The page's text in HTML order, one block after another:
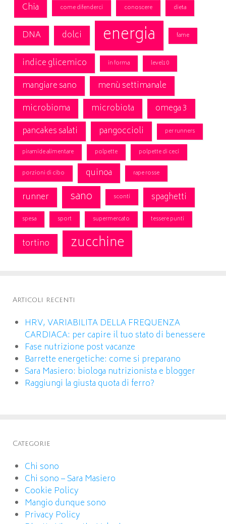
Chia come difenderci conoscere dieta
DNA dolci energia fame
indice glicemico in forma level10
mangiare sano
menù settimanale
microbioma
microbiota
omega 3
pancakes salati
pangoccioli per runners
piramide alimentare polpette polpette di ceci
porzioni di cibo quinoa rape rosse
runner sano sconti spaghetti
spesa sport supermercato tessere punti
tortino zucchine
Articoli recenti
HRV, VARIABILITA DELLA FREQUENZA
CARDIACA: per capire il tuo stato di benessere
Fase nutrizione post vacanze
Barrette energetiche: come si preparano
Sara Masiero: biologa nutrizionista e blogger
Raggiungi la giusta quota di ferro?
Categorie
Chi sono
Chi sono – Sara Masiero
Cookie Policy
Mangio dunque sono
Privacy Policy